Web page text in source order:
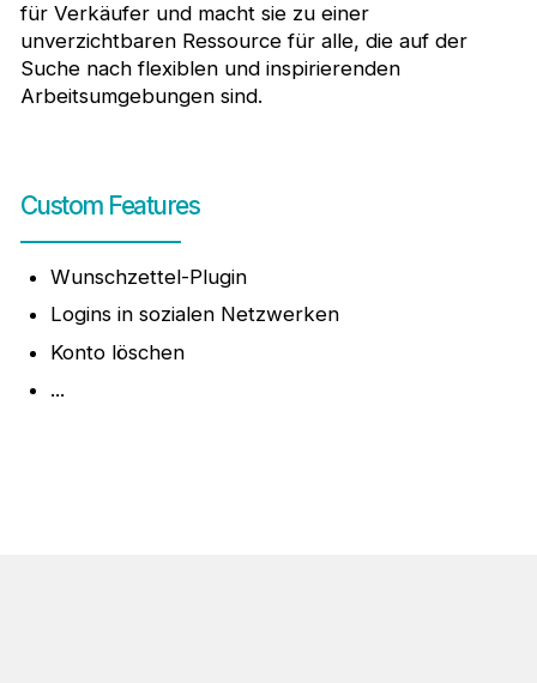
für Verkäufer und macht sie zu einer
unverzichtbaren Ressource für alle, die auf der
Suche nach flexiblen und inspirierenden
Arbeitsumgebungen sind.
Custom Features
Wunschzettel-Plugin
Logins in sozialen Netzwerken
Konto löschen
...